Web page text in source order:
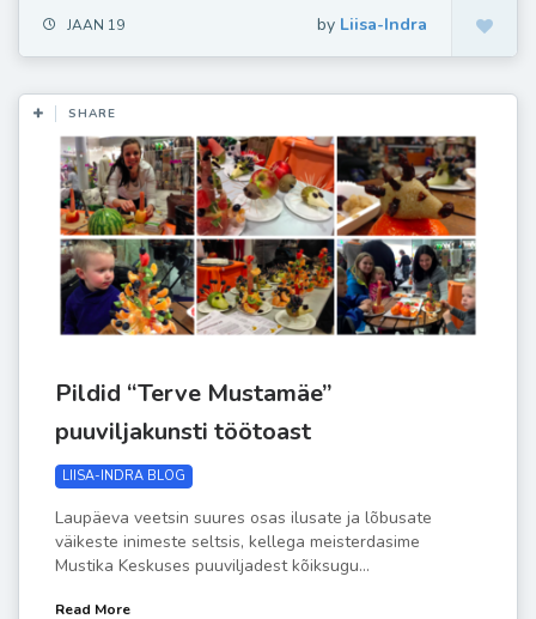
JAAN 19 by Liisa-Indra
SHARE
Pildid “Terve Mustamäe”
puuviljakunsti töötoast
LIISA-INDRA BLOG
Laupäeva veetsin suures osas ilusate ja lõbusate
väikeste inimeste seltsis, kellega meisterdasime
Mustika Keskuses puuviljadest kõiksugu...
Read More